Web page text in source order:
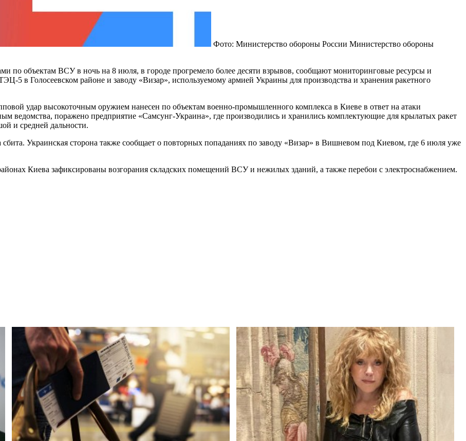
Фото: Министерство обороны России Министерство обороны
по объектам ВСУ в ночь на 8 июля, в городе прогремело более десяти взрывов, сообщают мониторинговые ресурсы и
5 в Голосеевском районе и заводу «Визар», используемому армией Украины для производства и хранения ракетного
удар высокоточным оружием нанесен по объектам военно-промышленного комплекса в Киеве в ответ на атаки
ведомства, поражено предприятие «Самсунг-Украина», где производились и хранились комплектующие для крылатых ракет
и средней дальности.
Украинская сторона также сообщает о повторных попаданиях по заводу «Визар» в Вишневом под Киевом, где 6 июля уже
Киева зафиксированы возгорания складских помещений ВСУ и нежилых зданий, а также перебои с электроснабжением.